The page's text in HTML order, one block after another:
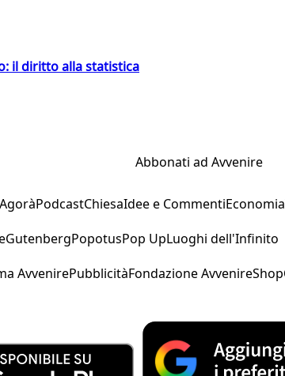
il diritto alla statistica
Abbonati ad Avvenire
AgoràPodcastChiesaIdee e CommentiEconomia
GutenbergPopotusPop UpLuoghi dell'Infinito
AvvenirePubblicitàFondazione AvvenireShop